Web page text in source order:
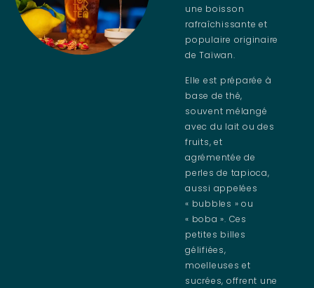
une boisson
rafraîchissante et
populaire originaire
de Taïwan.
Elle est préparée à
base de thé,
souvent mélangé
avec du lait ou des
fruits, et
agrémentée de
perles de tapioca,
aussi appelées
« bubbles » ou
« boba ». Ces
petites billes
gélifiées,
moelleuses et
sucrées, offrent une